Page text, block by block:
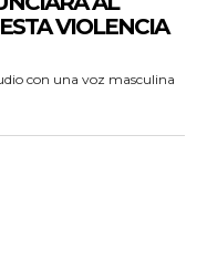
VIOLENCIA
con una voz masculina